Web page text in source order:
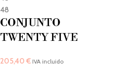
48
CONJUNTO
TWENTY FIVE
205,40 € IVA incluido